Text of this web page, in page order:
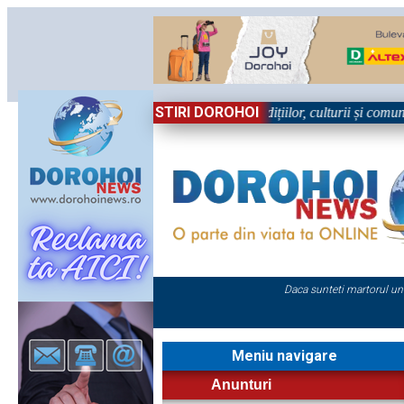
STIRI DOROHOI
în Sărbătoare!” – trei zile dedicate tradițiilor, culturii și
Daca sunteti martorul
Meniu navigare
Anunturi